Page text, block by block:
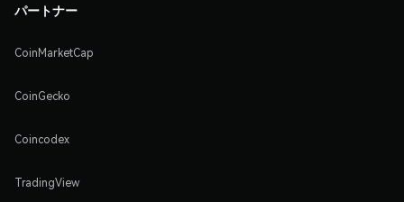
パートナー
CoinMarketCap
CoinGecko
Coincodex
TradingView